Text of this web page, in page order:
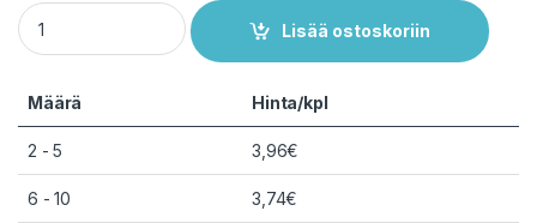
2kpl AAA Eneloop Lite NiMH-akkuparistot 3000x ladattavat
Lisää ostoskoriin
Määrä Hinta/kpl
2 - 5 3,96€
6 - 10 3,74€